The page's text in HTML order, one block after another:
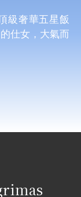
級奢華五星飯
仕女，大氣而